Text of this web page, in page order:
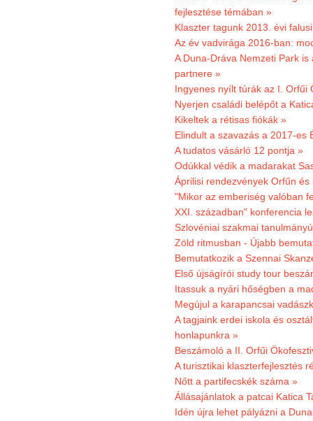
fejlesztése témában »
Klaszter tagunk 2013. évi
Az év vadvirága 2016-ban:
A Duna-Dráva Nemzeti Park
partnere »
Ingyenes nyílt túrák az I. Orfűi
Nyerjen családi belépőt a
Kikeltek a rétisas fiókák »
Elindult a szavazás a 2017-es
A tudatos vásárló 12 pontja »
Odúkkal védik a madarakat
Áprilisi rendezvények Orfűn és
"Mikor az emberiség valóban
XXI. században" konferencia
Szlovéniai szakmai
Zöld ritmusban - Újabb
Bemutatkozik a Szennai
Első újságírói study tour
Itassuk a nyári hőségben a
Megújul a karapancsai
A tagjaink erdei iskola és
honlapunkra »
Beszámoló a II. Orfűi
A turisztikai klaszterfejlesztés
Nőtt a partifecskék száma »
Állásajánlatok a patcai Katica
Idén újra lehet pályázni a